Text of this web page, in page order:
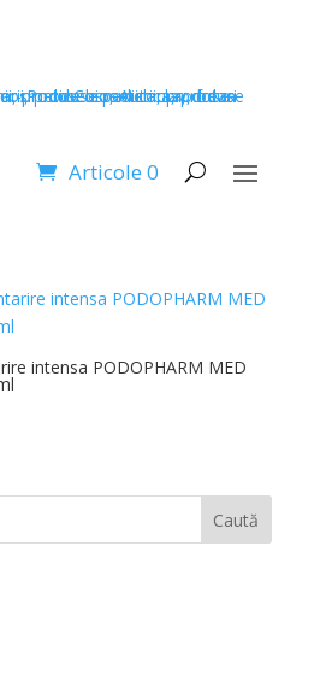
Articole 0
etichetate „intaritor unghii
maini
intensa PODOPHARM MED
Caută